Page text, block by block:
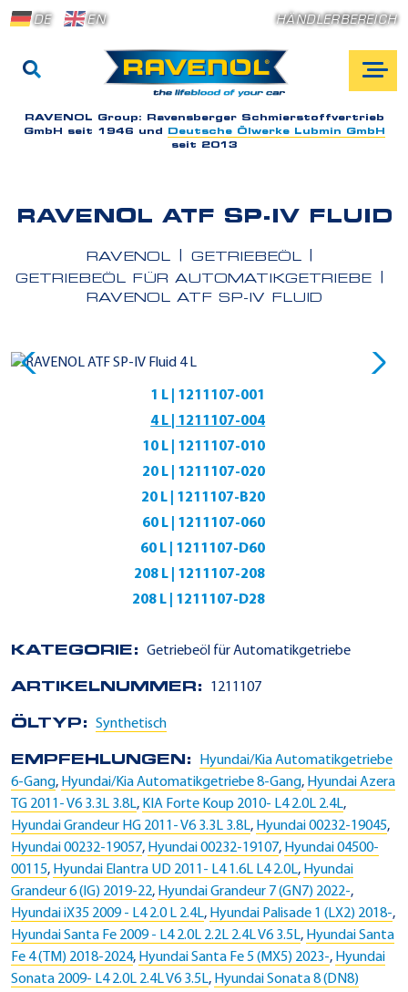
DE EN HÄNDLERBEREICH
RAVENOL Group: Ravensberger Schmierstoffvertrieb
GmbH seit 1946 und
Deutsche Ölwerke Lubmin GmbH
seit 2013
RAVENOL ATF SP-IV FLUID
RAVENOL
GETRIEBEÖL
GETRIEBEÖL FÜR AUTOMATIKGETRIEBE
RAVENOL ATF SP-IV FLUID
1 L | 1211107-001
4 L | 1211107-004
10 L | 1211107-010
20 L | 1211107-020
20 L | 1211107-B20
60 L | 1211107-060
60 L | 1211107-D60
208 L | 1211107-208
208 L | 1211107-D28
KATEGORIE: Getriebeöl für Automatikgetriebe
ARTIKELNUMMER: 1211107
ÖLTYP: Synthetisch
EMPFEHLUNGEN:
Hyundai/Kia Automatikgetriebe
6-Gang, Hyundai/Kia Automatikgetriebe 8-Gang, Hyundai Azera
TG 2011- V6 3.3L 3.8L, KIA Forte Koup 2010- L4 2.0L 2.4L,
Hyundai Grandeur HG 2011- V6 3.3L 3.8L, Hyundai 00232-19045,
Hyundai 00232-19057, Hyundai 00232-19107, Hyundai 04500-
00115, Hyundai Elantra UD 2011- L4 1.6L L4 2.0L, Hyundai
Grandeur 6 (IG) 2019-22, Hyundai Grandeur 7 (GN7) 2022-,
Hyundai iX35 2009 - L4 2.0 L 2.4L, Hyundai Palisade 1 (LX2) 2018-,
Hyundai Santa Fe 2009 - L4 2.0L 2.2L 2.4L V6 3.5L, Hyundai Santa
Fe 4 (TM) 2018-2024, Hyundai Santa Fe 5 (MX5) 2023-, Hyundai
Sonata 2009- L4 2.0L 2.4L V6 3.5L, Hyundai Sonata 8 (DN8)